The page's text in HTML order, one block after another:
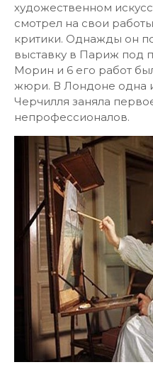
художественном
смотрел на свои
критики. Однажды он
выставку в Париж под
Морин и 6 его работ
жюри. В Лондоне одна
Черчилля заняла
непрофессионалов.